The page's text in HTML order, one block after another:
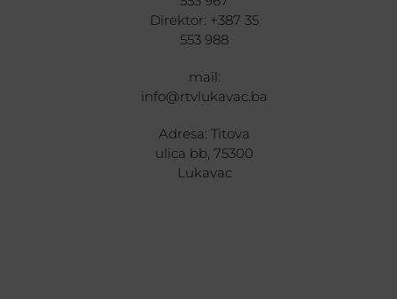
Direktor: +387 35
553 988
mail:
info@rtvlukavac.ba
Adresa: Titova
ulica bb, 75300
Lukavac